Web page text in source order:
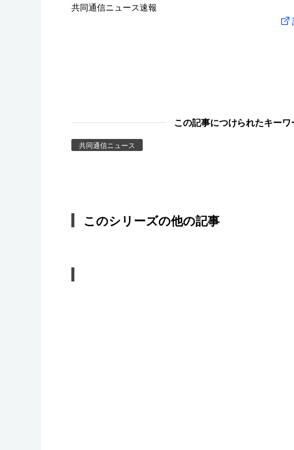
共同通信ニュース速報
この記事につけられたキーワ
共同通信ニュース
このシリーズの他の記事